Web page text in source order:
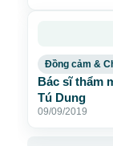
Đồng cảm &
Bác sĩ thẩm
Tú Dung
09/09/2019